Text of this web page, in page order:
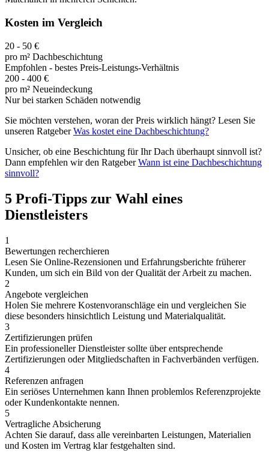
Kosten im Vergleich
20 - 50 €
pro m² Dachbeschichtung
Empfohlen - bestes Preis-Leistungs-Verhältnis
200 - 400 €
pro m² Neueindeckung
Nur bei starken Schäden notwendig
Sie möchten verstehen, woran der Preis wirklich hängt? Lesen Sie
unseren Ratgeber Was kostet eine Dachbeschichtung?
Unsicher, ob eine Beschichtung für Ihr Dach überhaupt sinnvoll ist?
Dann empfehlen wir den Ratgeber Wann ist eine Dachbeschichtung
sinnvoll?
5 Profi-Tipps zur Wahl eines
Dienstleisters
1
Bewertungen recherchieren
Lesen Sie Online-Rezensionen und Erfahrungsberichte früherer
Kunden, um sich ein Bild von der Qualität der Arbeit zu machen.
2
Angebote vergleichen
Holen Sie mehrere Kostenvoranschläge ein und vergleichen Sie
diese besonders hinsichtlich Leistung und Materialqualität.
3
Zertifizierungen prüfen
Ein professioneller Dienstleister sollte über entsprechende
Zertifizierungen oder Mitgliedschaften in Fachverbänden verfügen.
4
Referenzen anfragen
Ein seriöses Unternehmen kann Ihnen problemlos Referenzprojekte
oder Kundenkontakte nennen.
5
Vertragliche Absicherung
Achten Sie darauf, dass alle vereinbarten Leistungen, Materialien
und Kosten im Vertrag klar festgehalten sind.